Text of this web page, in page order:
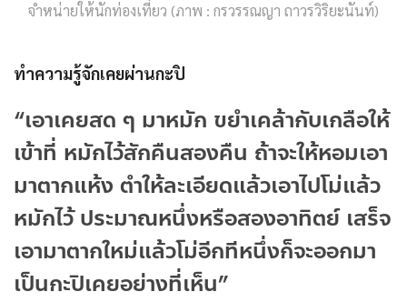
จำหน่ายให้นักท่องเที่ยว (ภาพ : กรวรรณญา ถาวรวิริยะนันท์)
ทำความรู้จักเคยผ่านกะปิ
“เอาเคยสด ๆ มาหมัก ขยำเคล้ากับเกลือให้
เข้าที่ หมักไว้สักคืนสองคืน ถ้าจะให้หอมเอา
มาตากแห้ง ตำให้ละเอียดแล้วเอาไปโม่แล้ว
หมักไว้ ประมาณหนึ่งหรือสองอาทิตย์ เสร็จ
เอามาตากใหม่แล้วโม่อีกทีหนึ่งก็จะออกมา
เป็นกะปิเคยอย่างที่เห็น”